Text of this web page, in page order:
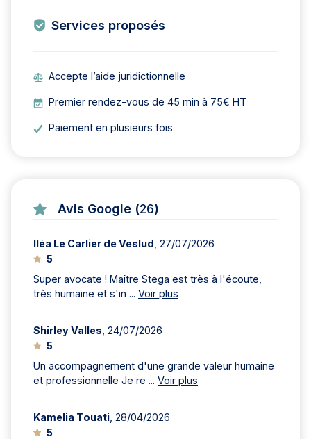
Services proposés
Accepte l’aide juridictionnelle
Premier rendez-vous de 45 min à 75€ HT
Paiement en plusieurs fois
Avis Google (26)
Iléa Le Carlier de Veslud , 27/07/2026
5
Super avocate ! Maître Stega est très à l'écoute,
très humaine et s'in ... Voir plus
Shirley Valles , 24/07/2026
5
Un accompagnement d'une grande valeur humaine
et professionnelle Je re ... Voir plus
Kamelia Touati , 28/04/2026
5